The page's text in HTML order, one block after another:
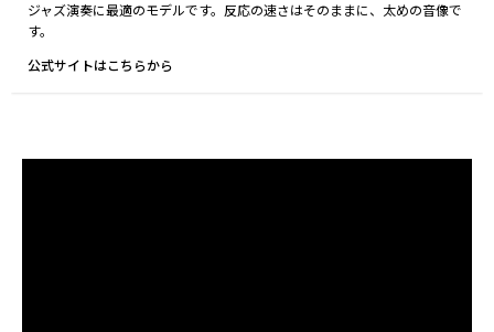
ジャズ演奏に最適のモデルです。反応の速さはそのままに、太めの音像で
す。
公式サイトはこちらから